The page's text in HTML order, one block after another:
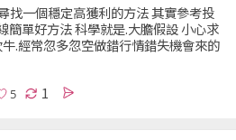
找一個穩定高獲利的方法 其實參考投
簡單好方法 科學就是.大膽假設 小心求
.經常忽多忽空做錯行情錯失機會來的
1